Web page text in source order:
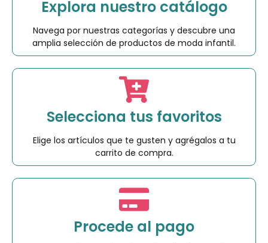
Explora nuestro catálogo
Navega por nuestras categorías y descubre una
amplia selección de productos de moda infantil.
Selecciona tus favoritos
Elige los artículos que te gusten y agrégalos a tu
carrito de compra.
Procede al pago